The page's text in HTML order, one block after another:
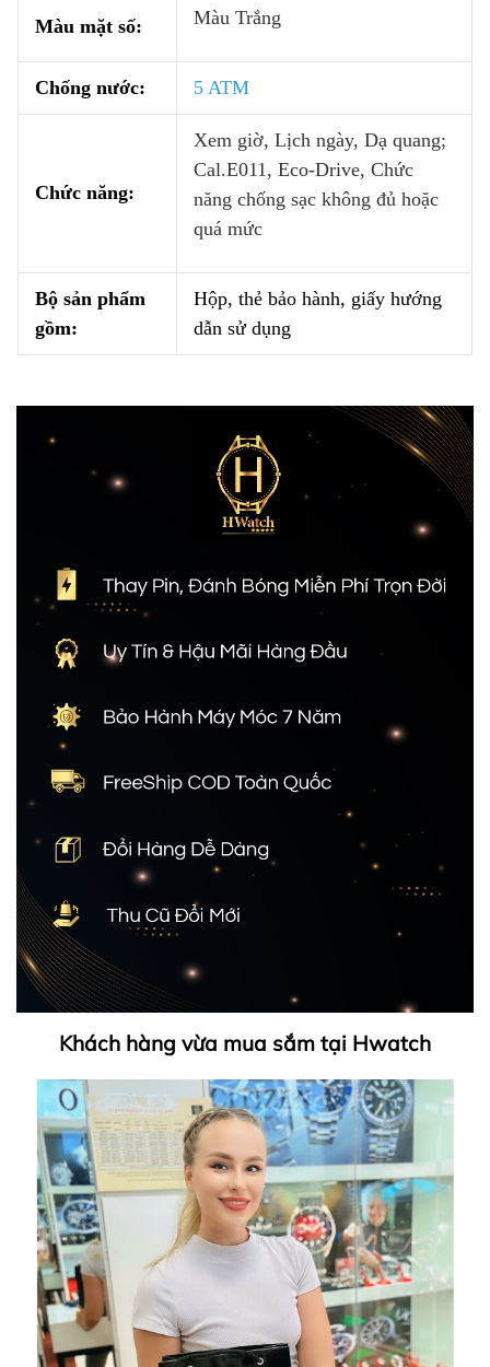
Màu mặt số: Màu Trắng
Chống nước: 5 ATM
Chức năng:
Xem giờ, Lịch ngày, Dạ quang;
Cal.E011, Eco-Drive, Chức
năng chống sạc không đủ hoặc
quá mức
Bộ sản phẩm
gồm:
Hộp, thẻ bảo hành, giấy hướng
dẫn sử dụng
Khách hàng vừa mua sắm tại Hwatch